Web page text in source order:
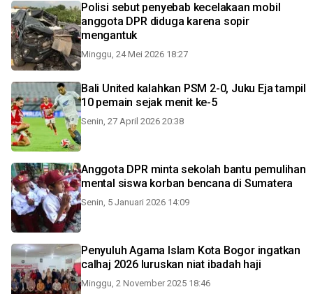
Polisi sebut penyebab kecelakaan mobil
anggota DPR diduga karena sopir
mengantuk
Minggu, 24 Mei 2026 18:27
Bali United kalahkan PSM 2-0, Juku Eja tampil
10 pemain sejak menit ke-5
Senin, 27 April 2026 20:38
Anggota DPR minta sekolah bantu pemulihan
mental siswa korban bencana di Sumatera
Senin, 5 Januari 2026 14:09
Penyuluh Agama Islam Kota Bogor ingatkan
calhaj 2026 luruskan niat ibadah haji
Minggu, 2 November 2025 18:46